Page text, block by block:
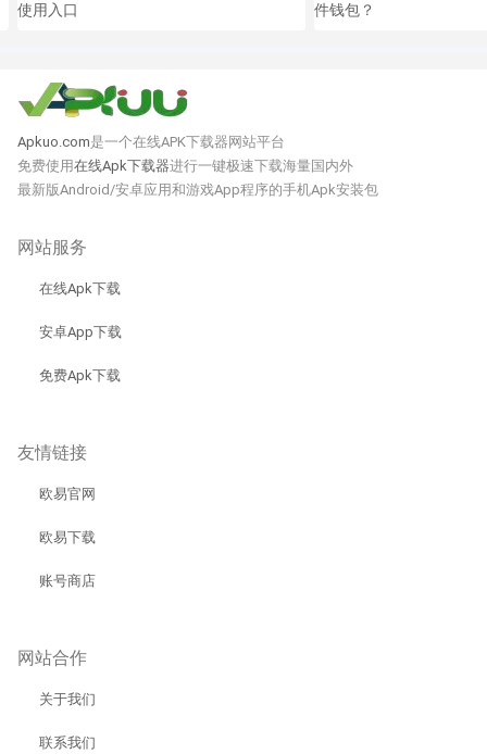
使用入口
件钱包？
Apkuo.com是一个在线APK下载器网站平台
免费使用在线Apk下载器进行一键极速下载海量国内外
最新版Android/安卓应用和游戏App程序的手机Apk安装包
网站服务
在线Apk下载
安卓App下载
免费Apk下载
友情链接
欧易官网
欧易下载
账号商店
网站合作
关于我们
联系我们